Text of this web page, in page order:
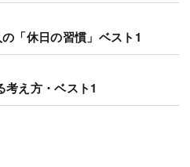
「休日の習慣」ベスト1
考え方・ベスト1